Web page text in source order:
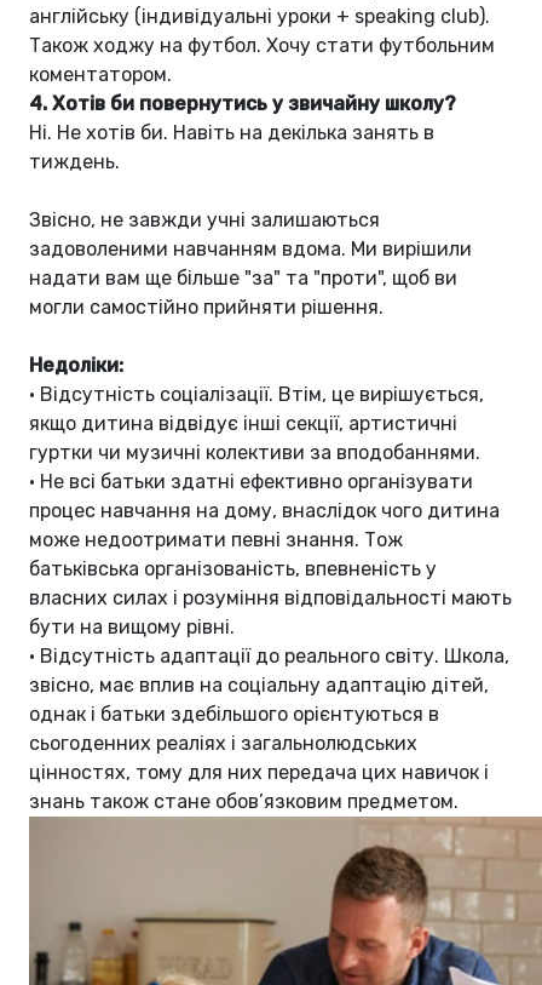
англійську (індивідуальні уроки + speaking club).
Також ходжу на футбол. Хочу стати футбольним
коментатором.
4. Хотів би повернутись у звичайну школу?
Ні. Не хотів би. Навіть на декілька занять в
тиждень.
Звісно, не завжди учні залишаються
задоволеними навчанням вдома. Ми вирішили
надати вам ще більше "за" та "проти", щоб ви
могли самостійно прийняти рішення.
Недоліки:
• Відсутність соціалізації. Втім, це вирішується,
якщо дитина відвідує інші секції, артистичні
гуртки чи музичні колективи за вподобаннями.
• Не всі батьки здатні ефективно організувати
процес навчання на дому, внаслідок чого дитина
може недоотримати певні знання. Тож
батьківська організованість, впевненість у
власних силах і розуміння відповідальності мають
бути на вищому рівні.
• Відсутність адаптації до реального світу. Школа,
звісно, має вплив на соціальну адаптацію дітей,
однак і батьки здебільшого орієнтуються в
сьогоденних реаліях і загальнолюдських
цінностях, тому для них передача цих навичок і
знань також стане обов’язковим предметом.